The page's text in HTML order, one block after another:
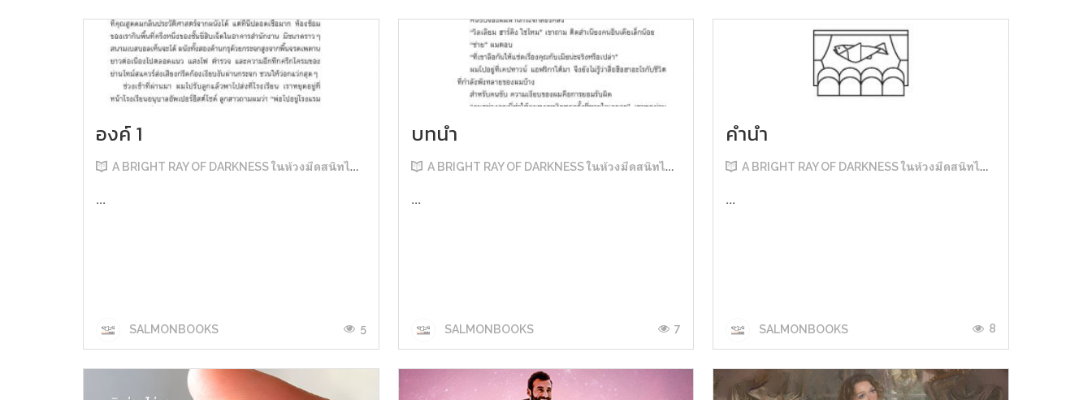
องค์ 1
A BRIGHT RAY OF DARKNESS ในห้วงมืดสนิทไม่มิดแสง
...
SALMONBOOKS 5
บทนำ
A BRIGHT RAY OF DARKNESS ในห้วงมืดสนิทไม่มิดแสง
...
SALMONBOOKS 7
คำนำ
A BRIGHT RAY OF DARKNESS ในห้วงมืดสนิทไม่มิดแสง
...
SALMONBOOKS 8